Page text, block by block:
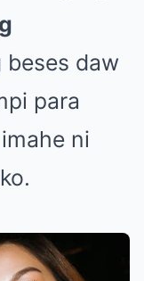
beses daw
para
ni